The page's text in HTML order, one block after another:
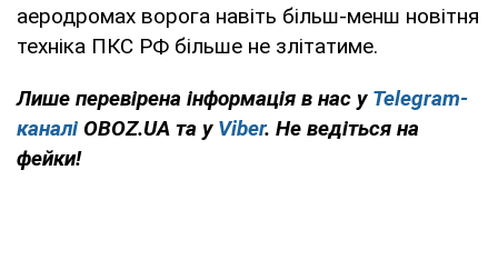
аеродромах ворога навіть більш-менш новітня
техніка ПКС РФ більше не злітатиме.
Лише перевірена інформація в нас у Telegram-
каналі OBOZ.UA та у Viber. Не ведіться на
фейки!